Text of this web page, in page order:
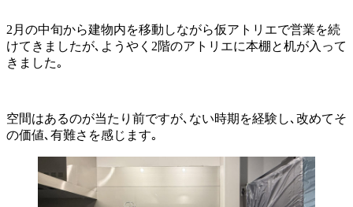
2月の中旬から建物内を移動しながら仮アトリエで営業を続
けてきましたが､ようやく2階のアトリエに本棚と机が入って
きました｡
空間はあるのが当たり前ですが､ない時期を経験し､改めてそ
の価値､有難さを感じます｡